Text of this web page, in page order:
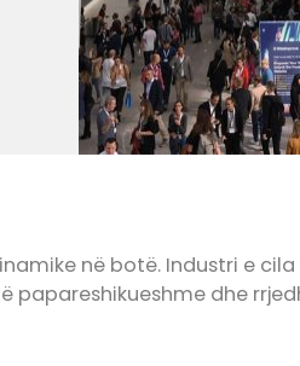
në botë. Industri e
papareshikueshme dhe